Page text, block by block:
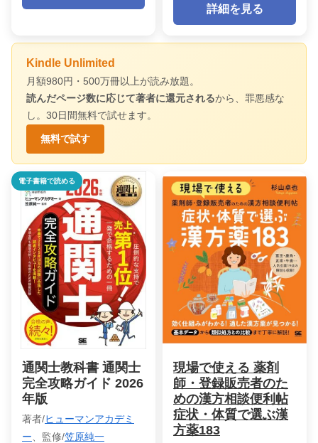
詳細を見る
Kindle Unlimited
月額980円・500万冊以上が読み放題。
読んだページ数に応じて著者に還元されるから、罪悪感な
し。30日間無料で試せます。
無料で試す
電子書籍で読める
通関士教科書 通関士
完全攻略ガイド 2026
年版
著者/ヒューマンアカデミ
ー 、監修/笠原純一
現場で使える 薬剤
師・登録販売者のた
めの漢方相談便利帖
症状・体質で選ぶ漢
方薬183